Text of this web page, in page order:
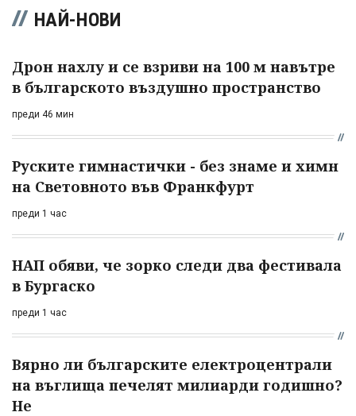
НАЙ-НОВИ
Дрон нахлу и се взриви на 100 м навътре
в българското въздушно пространство
преди 46 мин
Руските гимнастички - без знаме и химн
на Световното във Франкфурт
преди 1 час
НАП обяви, че зорко следи два фестивала
в Бургаско
преди 1 час
Вярно ли българските електроцентрали
на въглища печелят милиарди годишно?
Не